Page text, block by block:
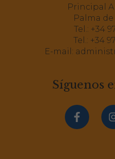
Máster de Ensayos
9ª edición Máster
Principal A
Palma de
Tel.: +34
Tel.: +34
E-mail:
Síguenos